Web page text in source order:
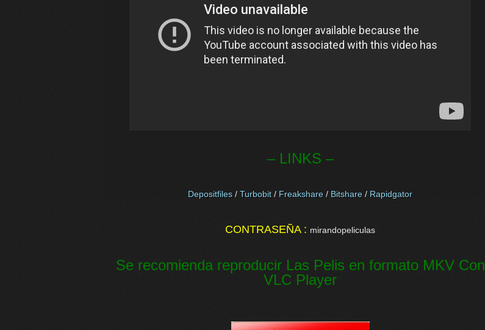
– LINKS –
Depositfiles / Turbobit / Freakshare / Bitshare / Rapidgator
CONTRASEÑA : mirandopeliculas
Se recomienda reproducir Las Pelis en formato MKV Con
VLC Player